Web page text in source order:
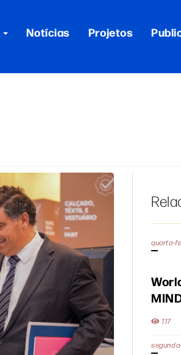
Notícias Projetos
quarta-
117